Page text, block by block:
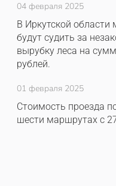
04 февраля 2025
В Иркутской области
будут судить за
вырубку леса на
рублей.
01 февраля 2025
Стоимость проезда
шести маршрутах с